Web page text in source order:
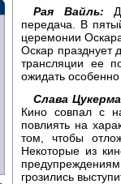
Рая Вайль:
передача. В
церемонии
Оскар празднует
трансляции ее
ожидать
Слава
Кино совпал с
повлиять на
том, чтобы
Некоторые из
грозились